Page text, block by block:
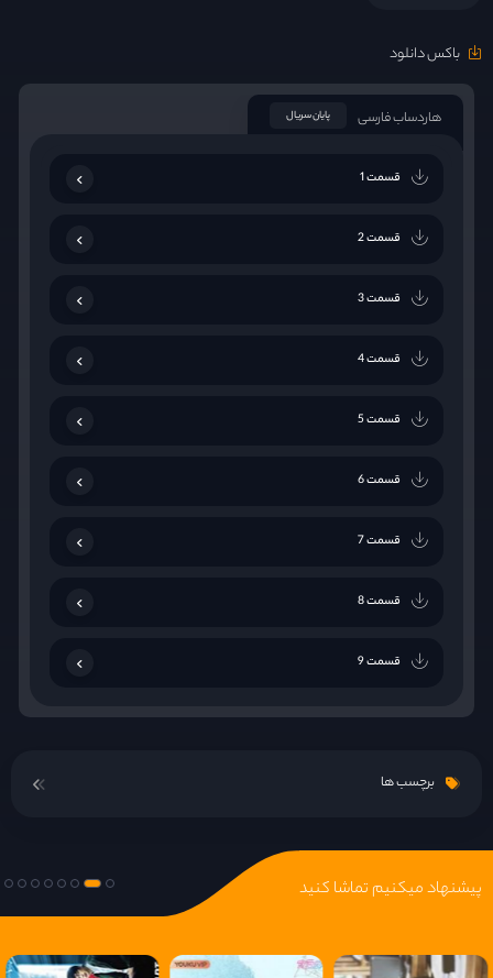
باکس دانلود
هاردساب فارسی پایان سریال
قسمت 1
قسمت 2
قسمت 3
قسمت 4
قسمت 5
قسمت 6
قسمت 7
قسمت 8
قسمت 9
قسمت 10
قسمت 11
قسمت 14
برچسب ها
پیشنهاد میکنیم تماشا کنید